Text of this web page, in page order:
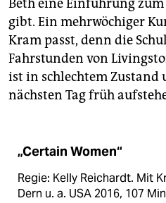
Beth eine Einführung
gibt. Ein mehrwöchiger
Kram passt, denn die
Fahrstunden von
ist in schlechtem Zustand
nächsten Tag früh
„Certain Women“
Regie: Kelly Reichardt. Mit
Dern u. a. USA 2016, 107